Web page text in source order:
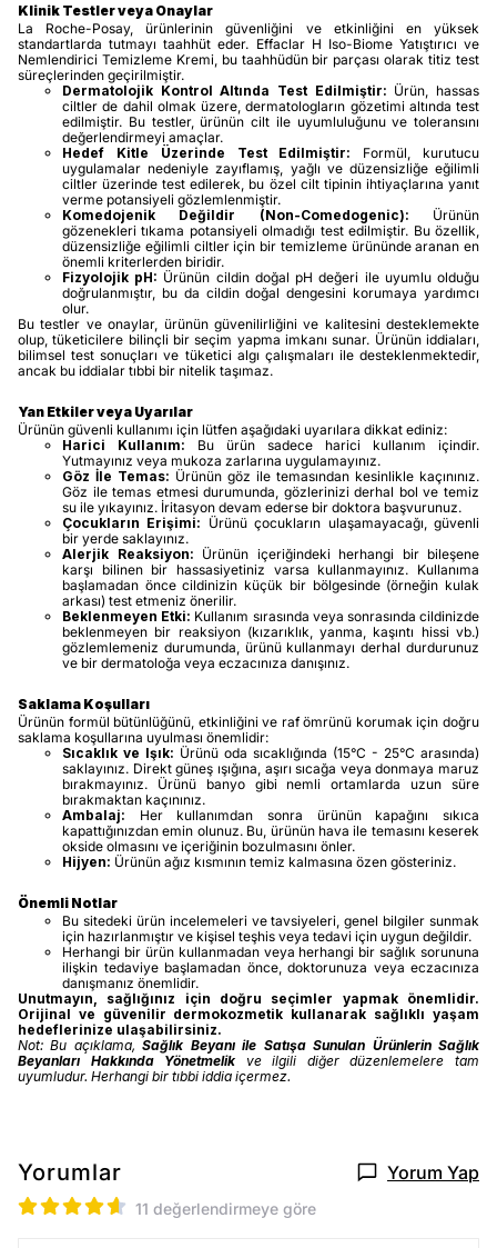
Klinik Testler veya Onaylar
La Roche-Posay, ürünlerinin güvenliğini ve etkinliğini en yüksek
standartlarda tutmayı taahhüt eder. Effaclar H Iso-Biome Yatıştırıcı ve
Nemlendirici Temizleme Kremi, bu taahhüdün bir parçası olarak titiz test
süreçlerinden geçirilmiştir.
Dermatolojik Kontrol Altında Test Edilmiştir: Ürün, hassas
ciltler de dahil olmak üzere, dermatologların gözetimi altında test
edilmiştir. Bu testler, ürünün cilt ile uyumluluğunu ve toleransını
değerlendirmeyi amaçlar.
Hedef Kitle Üzerinde Test Edilmiştir: Formül, kurutucu
uygulamalar nedeniyle zayıflamış, yağlı ve düzensizliğe eğilimli
ciltler üzerinde test edilerek, bu özel cilt tipinin ihtiyaçlarına yanıt
verme potansiyeli gözlemlenmiştir.
Komedojenik Değildir (Non-Comedogenic): Ürünün
gözenekleri tıkama potansiyeli olmadığı test edilmiştir. Bu özellik,
düzensizliğe eğilimli ciltler için bir temizleme ürününde aranan en
önemli kriterlerden biridir.
Fizyolojik pH: Ürünün cildin doğal pH değeri ile uyumlu olduğu
doğrulanmıştır, bu da cildin doğal dengesini korumaya yardımcı
olur.
Bu testler ve onaylar, ürünün güvenilirliğini ve kalitesini desteklemekte
olup, tüketicilere bilinçli bir seçim yapma imkanı sunar. Ürünün iddiaları,
bilimsel test sonuçları ve tüketici algı çalışmaları ile desteklenmektedir,
ancak bu iddialar tıbbi bir nitelik taşımaz.
Yan Etkiler veya Uyarılar
Ürünün güvenli kullanımı için lütfen aşağıdaki uyarılara dikkat ediniz:
Harici Kullanım: Bu ürün sadece harici kullanım içindir.
Yutmayınız veya mukoza zarlarına uygulamayınız.
Göz İle Temas: Ürünün göz ile temasından kesinlikle kaçınınız.
Göz ile temas etmesi durumunda, gözlerinizi derhal bol ve temiz
su ile yıkayınız. İritasyon devam ederse bir doktora başvurunuz.
Çocukların Erişimi: Ürünü çocukların ulaşamayacağı, güvenli
bir yerde saklayınız.
Alerjik Reaksiyon: Ürünün içeriğindeki herhangi bir bileşene
karşı bilinen bir hassasiyetiniz varsa kullanmayınız. Kullanıma
başlamadan önce cildinizin küçük bir bölgesinde (örneğin kulak
arkası) test etmeniz önerilir.
Beklenmeyen Etki: Kullanım sırasında veya sonrasında cildinizde
beklenmeyen bir reaksiyon (kızarıklık, yanma, kaşıntı hissi vb.)
gözlemlemeniz durumunda, ürünü kullanmayı derhal durdurunuz
ve bir dermatoloğa veya eczacınıza danışınız.
Saklama Koşulları
Ürünün formül bütünlüğünü, etkinliğini ve raf ömrünü korumak için doğru
saklama koşullarına uyulması önemlidir:
Sıcaklık ve Işık: Ürünü oda sıcaklığında (15°C - 25°C arasında)
saklayınız. Direkt güneş ışığına, aşırı sıcağa veya donmaya maruz
bırakmayınız. Ürünü banyo gibi nemli ortamlarda uzun süre
bırakmaktan kaçınınız.
Ambalaj: Her kullanımdan sonra ürünün kapağını sıkıca
kapattığınızdan emin olunuz. Bu, ürünün hava ile temasını keserek
okside olmasını ve içeriğinin bozulmasını önler.
Hijyen: Ürünün ağız kısmının temiz kalmasına özen gösteriniz.
Önemli Notlar
Bu sitedeki ürün incelemeleri ve tavsiyeleri, genel bilgiler sunmak
için hazırlanmıştır ve kişisel teşhis veya tedavi için uygun değildir.
Herhangi bir ürün kullanmadan veya herhangi bir sağlık sorununa
ilişkin tedaviye başlamadan önce, doktorunuza veya eczacınıza
danışmanız önemlidir.
Unutmayın, sağlığınız için doğru seçimler yapmak önemlidir.
Orijinal ve güvenilir dermokozmetik kullanarak sağlıklı yaşam
hedeflerinize ulaşabilirsiniz.
Not: Bu açıklama,Sağlık Beyanı ile Satışa Sunulan Ürünlerin Sağlık
Beyanları Hakkında Yönetmelik ve ilgili diğer düzenlemelere tam
uyumludur. Herhangi bir tıbbi iddia içermez.
Yorumlar Yorum Yap
11 değerlendirmeye göre